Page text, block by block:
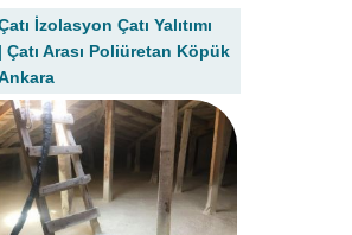
İzolasyon Çatı Yalıtımı
Çatı Arası Poliüretan Köpük
Ankara